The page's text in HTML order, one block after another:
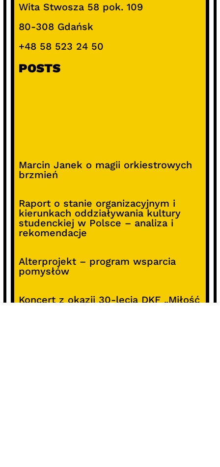
Wita Stwosza 58 pok. 109
80-308 Gdańsk
+48 58 523 24 50
POSTS
Marcin Janek o magii orkiestrowych
brzmień
Raport o stanie organizacyjnym i
kierunkach oddziaływania kultury
studenckiej w Polsce – analiza i
rekomendacje
Alterprojekt – program wsparcia
pomysłów
Koncert z okazji 30-lecia DKF „Miłość